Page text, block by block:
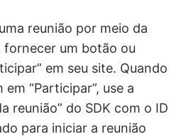
reunião por meio da
fornecer um botão ou
em seu site. Quando
“Participar”, use a
reunião” do SDK com o ID
para iniciar a reunião